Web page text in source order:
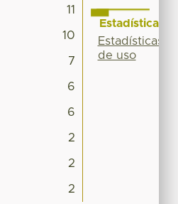
11
10
7
6
6
2
2
2
Estadísticas
Estadísticas
de uso